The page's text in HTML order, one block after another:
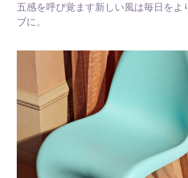
五感を呼び覚ます新しい風は毎日をよ
ブに。